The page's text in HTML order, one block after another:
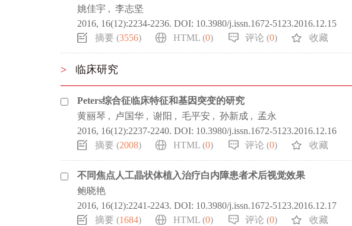
姚佳宇 , 李志坚
2016, 16(12):2234-2236. DOI: 10.3980/j.issn.1672-5123.2016.12.15
摘要 (3556) HTML (0) 评论 (0) 收藏
> 临床研究
Peters综合征临床特征和基因突变的研究
黄丽琴 , 卢国华 , 谢阳 , 毛平安 , 孙新成 , 孟永
2016, 16(12):2237-2240. DOI: 10.3980/j.issn.1672-5123.2016.12.16
摘要 (2008) HTML (0) 评论 (0) 收藏
不同焦点人工晶状体植入治疗白内障患者术后视觉效果
鲍晓艳
2016, 16(12):2241-2243. DOI: 10.3980/j.issn.1672-5123.2016.12.17
摘要 (1684) HTML (0) 评论 (0) 收藏